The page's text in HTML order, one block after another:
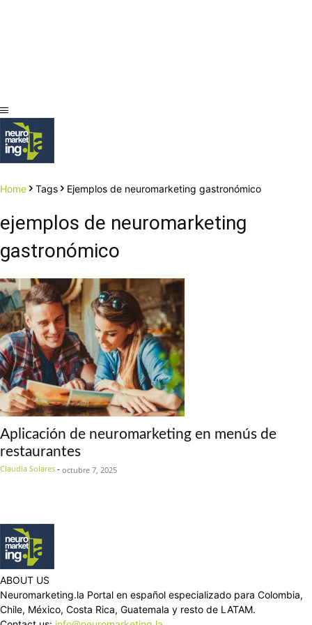
Home Tags Ejemplos de neuromarketing gastronómico
ejemplos de neuromarketing
gastronómico
Aplicación de neuromarketing en menús de
restaurantes
Claudia Solares - octubre 7, 2025
ABOUT US
Neuromarketing.la Portal en español especializado para Colombia,
Chile, México, Costa Rica, Guatemala y resto de LATAM.